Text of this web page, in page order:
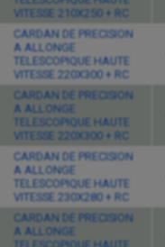
VITESSE 210X250 + RC
CARDAN DE PRECISION
A ALLONGE
TELESCOPIQUE HAUTE
VITESSE 220X300 + RC
CARDAN DE PRECISION
A ALLONGE
TELESCOPIQUE HAUTE
VITESSE 220X300 + RC
CARDAN DE PRECISION
A ALLONGE
TELESCOPIQUE HAUTE
VITESSE 230X280 + RC
CARDAN DE PRECISION
A ALLONGE